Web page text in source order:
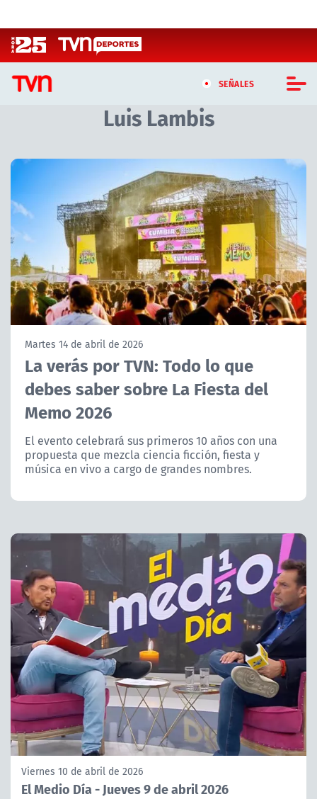
SEÑALES
CASTING MASTERCHEF CHILE
CASTING TVN VERTICAL
TVN VERTICAL
TVN PLAY
PROGRAMAS
TELESERIES
ACTUALIDAD Y TENDENCIAS
CORPORATIVO Y TRANSPARENCIA
CANAL DE DENUNCIAS
Luis Lambis
Artículos relacionados con Luis Lambis
Martes 14 de abril de 2026
La verás por TVN: Todo lo que
debes saber sobre La Fiesta del
Memo 2026
El evento celebrará sus primeros 10 años con una
propuesta que mezcla ciencia ficción, fiesta y
música en vivo a cargo de grandes nombres.
Viernes 10 de abril de 2026
El Medio Día - Jueves 9 de abril 2026